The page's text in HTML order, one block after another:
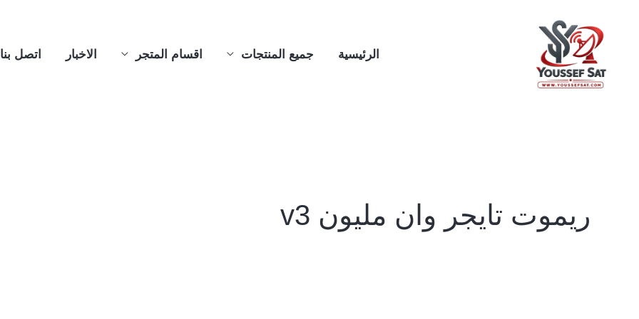
الرئيسية جميع المنتجات اقسام المتجر الاخبار اتصل بنا
ريموت تايجر وان مليون v3